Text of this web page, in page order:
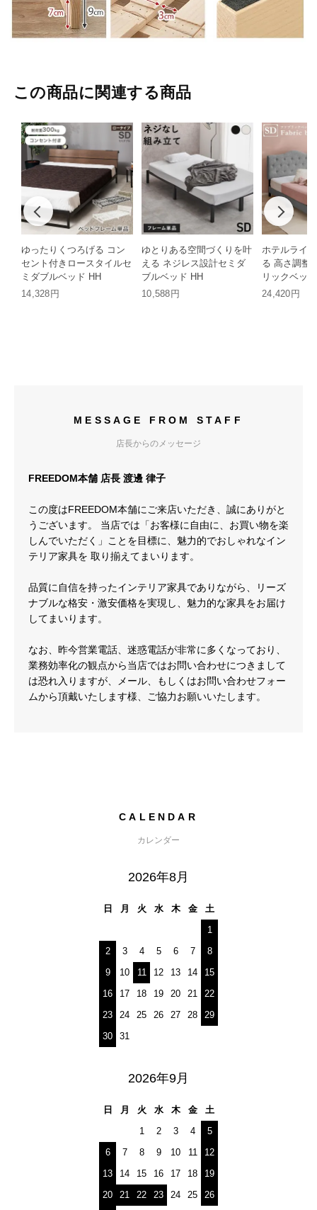
この商品に関連する商品
ゆったりくつろげる コン
セント付きロースタイルセ
ミダブルベッド HH
14,328円
ゆとりある空間づくりを叶
える ネジレス設計セミダ
ブルベッド HH
10,588円
ホテルライ
る 高さ調整
リックベッ
HH
24,420円
MESSAGE FROM STAFF
店長からのメッセージ
FREEDOM本舗 店長 渡邊 律子
この度はFREEDOM本舗にご来店いただき、誠にありがと
うございます。 当店では「お客様に自由に、お買い物を楽
しんでいただく」ことを目標に、魅力的でおしゃれなイン
テリア家具を 取り揃えてまいります。
品質に自信を持ったインテリア家具でありながら、リーズ
ナブルな格安・激安価格を実現し、魅力的な家具をお届け
してまいります。
なお、昨今営業電話、迷惑電話が非常に多くなっており、
業務効率化の観点から当店ではお問い合わせにつきまして
は恐れ入りますが、メール、もしくはお問い合わせフォー
ムから頂戴いたします様、ご協力お願いいたします。
CALENDAR
カレンダー
2026年8月
日 月 火 水 木 金
土
1
2
3 4 5 6 7
8
9
10 11 12 13 14
15
16
17 18 19 20 21
22
23
24 25 26 27 28
29
30
31
2026年9月
日 月 火 水 木 金
土
1
2 3 4
5
6
7 8 9 10 11
12
13
14 15 16 17 18
19
20
21 22 23 24 25
26